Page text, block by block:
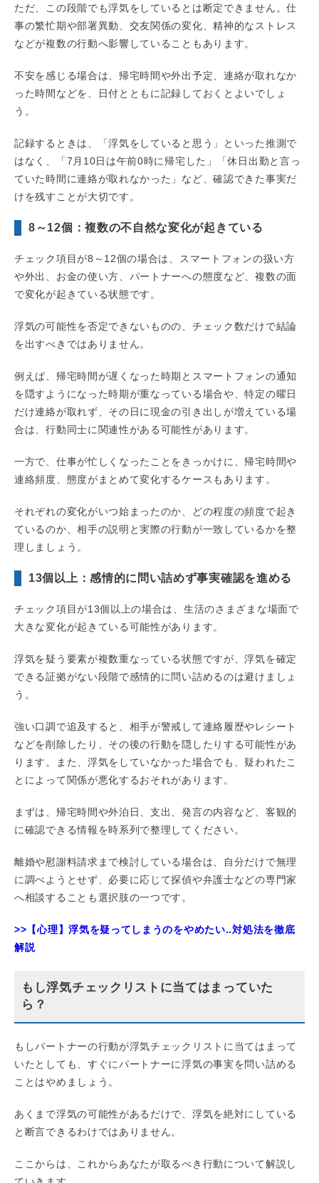
ただ、この段階でも浮気をしているとは断定できません。仕
事の繁忙期や部署異動、交友関係の変化、精神的なストレス
などが複数の行動へ影響していることもあります。
不安を感じる場合は、帰宅時間や外出予定、連絡が取れなか
った時間などを、日付とともに記録しておくとよいでしょ
う。
記録するときは、「浮気をしていると思う」といった推測で
はなく、「7月10日は午前0時に帰宅した」「休日出勤と言っ
ていた時間に連絡が取れなかった」など、確認できた事実だ
けを残すことが大切です。
8～12個：複数の不自然な変化が起きている
チェック項目が8～12個の場合は、スマートフォンの扱い方
や外出、お金の使い方、パートナーへの態度など、複数の面
で変化が起きている状態です。
浮気の可能性を否定できないものの、チェック数だけで結論
を出すべきではありません。
例えば、帰宅時間が遅くなった時期とスマートフォンの通知
を隠すようになった時期が重なっている場合や、特定の曜日
だけ連絡が取れず、その日に現金の引き出しが増えている場
合は、行動同士に関連性がある可能性があります。
一方で、仕事が忙しくなったことをきっかけに、帰宅時間や
連絡頻度、態度がまとめて変化するケースもあります。
それぞれの変化がいつ始まったのか、どの程度の頻度で起き
ているのか、相手の説明と実際の行動が一致しているかを整
理しましょう。
13個以上：感情的に問い詰めず事実確認を進める
チェック項目が13個以上の場合は、生活のさまざまな場面で
大きな変化が起きている可能性があります。
浮気を疑う要素が複数重なっている状態ですが、浮気を確定
できる証拠がない段階で感情的に問い詰めるのは避けましょ
う。
強い口調で追及すると、相手が警戒して連絡履歴やレシート
などを削除したり、その後の行動を隠したりする可能性があ
ります。また、浮気をしていなかった場合でも、疑われたこ
とによって関係が悪化するおそれがあります。
まずは、帰宅時間や外泊日、支出、発言の内容など、客観的
に確認できる情報を時系列で整理してください。
離婚や慰謝料請求まで検討している場合は、自分だけで無理
に調べようとせず、必要に応じて探偵や弁護士などの専門家
へ相談することも選択肢の一つです。
>>【心理】浮気を疑ってしまうのをやめたい..対処法を徹底
解説
もし浮気チェックリストに当てはまっていた
ら？
もしパートナーの行動が浮気チェックリストに当てはまって
いたとしても、すぐにパートナーに浮気の事実を問い詰める
ことはやめましょう。
あくまで浮気の可能性があるだけで、浮気を絶対にしている
と断言できるわけではありません。
ここからは、これからあなたが取るべき行動について解説し